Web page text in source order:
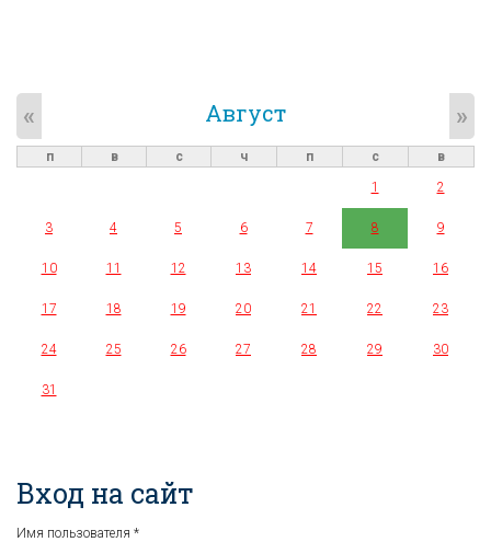
Август
« »
п в с ч п с
в
1
2
3 4 5 6 7 8 9
10 11 12 13 14 15 16
17 18 19 20 21 22 23
24 25 26 27 28 29 30
31
Вход на сайт
Имя пользователя *